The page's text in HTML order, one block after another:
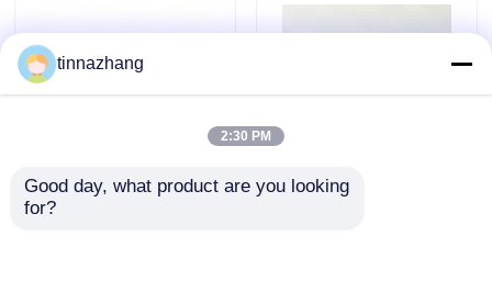
조회를 요청하다
자동차 오일 씰
FKM75 고무 봉인 덩어
tinnazhang
2:30 PM
Good day, what product are you looking
for?